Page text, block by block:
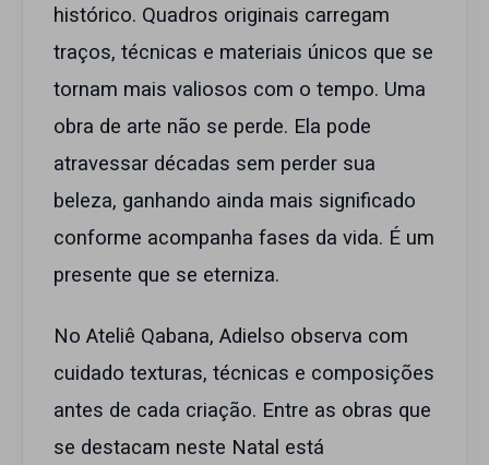
histórico. Quadros originais carregam
traços, técnicas e materiais únicos que se
tornam mais valiosos com o tempo. Uma
obra de arte não se perde. Ela pode
atravessar décadas sem perder sua
beleza, ganhando ainda mais significado
conforme acompanha fases da vida. É um
presente que se eterniza.
No Ateliê Qabana, Adielso observa com
cuidado texturas, técnicas e composições
antes de cada criação. Entre as obras que
se destacam neste Natal está